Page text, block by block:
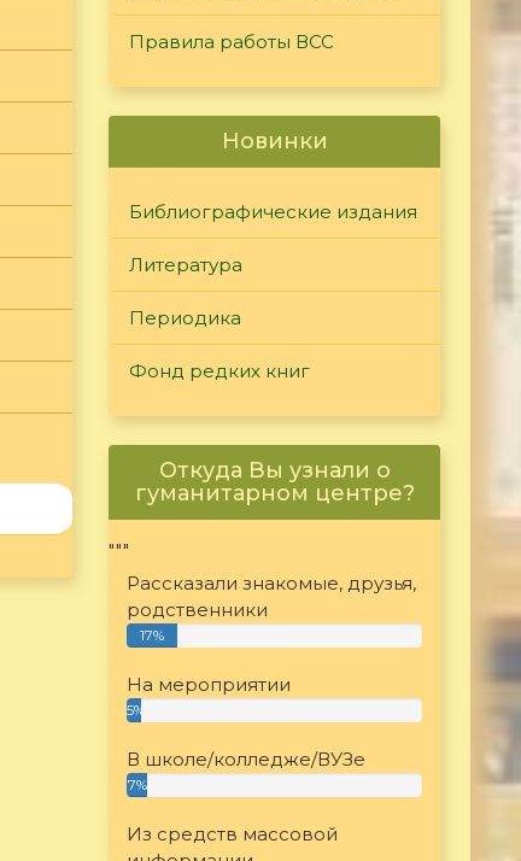
Правила работы ВСС
Новинки
Библиографические издания
Литература
Периодика
Фонд редких книг
Откуда Вы узнали о
гуманитарном центре?
"""
Рассказали знакомые, друзья,
родственники
17%
На мероприятии
5%
В школе/колледже/ВУЗе
7%
Из средств массовой